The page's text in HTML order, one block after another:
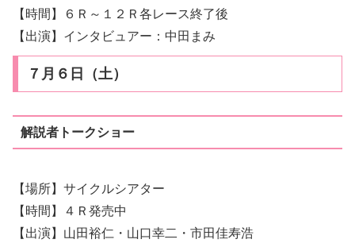
【時間】６Ｒ～１２Ｒ各レース終了後
【出演】インタビュアー：中田まみ
７月６日（土）
解説者トークショー
【場所】サイクルシアター
【時間】４Ｒ発売中
【出演】山田裕仁・山口幸二・市田佳寿浩